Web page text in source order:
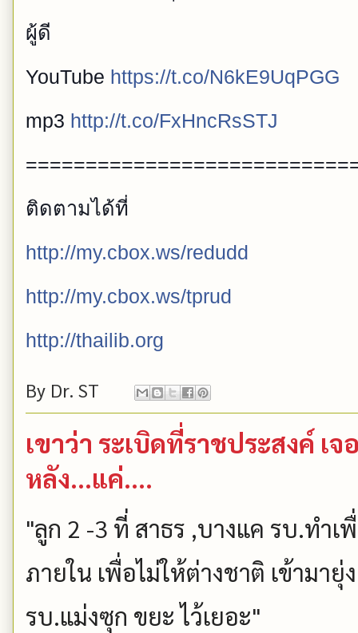
ผู้ดี
YouTube https://t.co/N6kE9UqPGG
mp3 http://t.co/FxHncRsSTJ
ติดตามได้ที่
http://my.cbox.ws/redudd
http://my.cbox.ws/tprud
http://thailib.org
By Dr. ST
เขาว่า ระเบิดที่ราชประสงค์ เ
หลัง...แค่....
"ลูก 2 -3 ที่ สาธร ,บางแค รบ.ทำเ
ภายใน เพื่อไม่ให้ต่างชาติ เข้ามา
รบ.แม่งซุก ขยะ ไว้เยอะ"